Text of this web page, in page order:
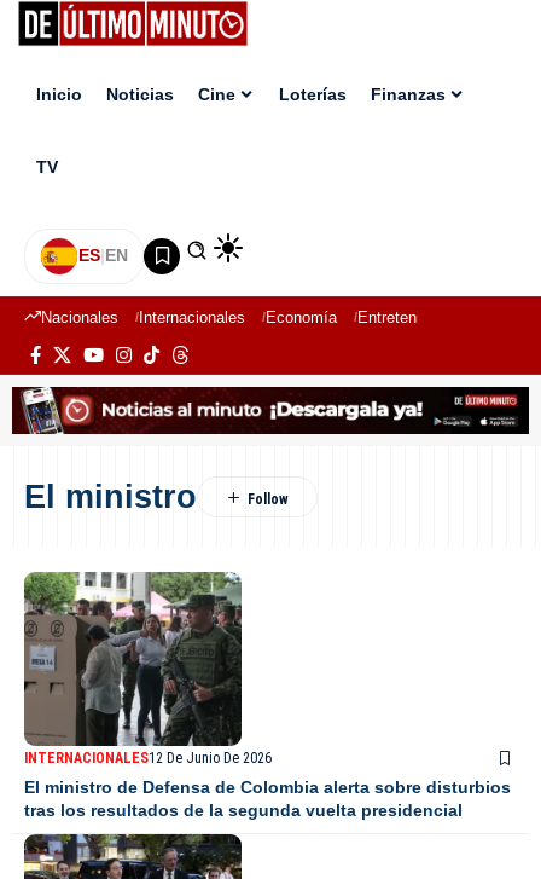
Inicio Noticias Cine Loterías Finanzas
TV
ES|EN
Nacionales Internacionales Economía Entretenimiento
El ministro
INTERNACIONALES12 De Junio De 2026
El ministro de Defensa de Colombia alerta sobre disturbios
tras los resultados de la segunda vuelta presidencial